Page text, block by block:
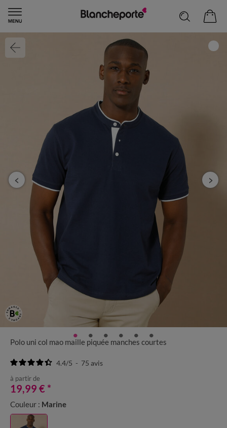
Polo uni col mao maille piquée manches courtes
4.4/5 - 75 avis
à partir de
19,99 € *
Couleur : Marine